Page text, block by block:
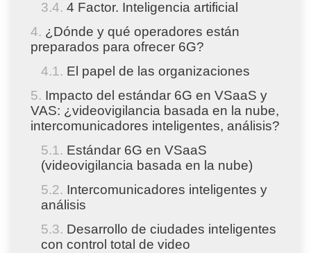
4 Factor. Inteligencia artificial
¿Dónde y qué operadores están
preparados para ofrecer 6G?
El papel de las organizaciones
Impacto del estándar 6G en VSaaS y
VAS: ¿videovigilancia basada en la nube,
intercomunicadores inteligentes, análisis?
Estándar 6G en VSaaS
(videovigilancia basada en la nube)
Intercomunicadores inteligentes y
análisis
Desarrollo de ciudades inteligentes
con control total de video